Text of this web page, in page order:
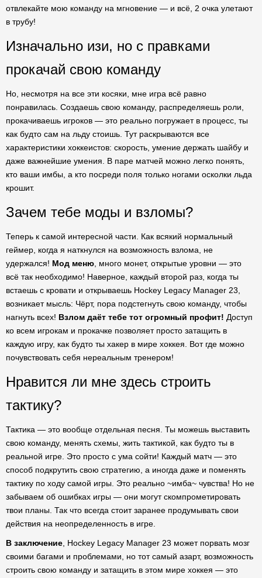
отвлекайте мою команду на мгновение — и всё, 2 очка улетают
в трубу!
Изначально изи, но с правками
прокачай свою команду
Но, несмотря на все эти косяки, мне игра всё равно
понравилась. Создаешь свою команду, распределяешь роли,
прокачиваешь игроков — это реально погружает в процесс, ты
как будто сам на льду стоишь. Тут раскрываются все
характеристики хоккеистов: скорость, умение держать шайбу и
даже важнейшие умения. В паре матчей можно легко понять,
кто ваши имбы, а кто посреди поля только ногами осколки льда
крошит.
Зачем тебе моды и взломы?
Теперь к самой интересной части. Как всякий нормальный
геймер, когда я наткнулся на возможность взлома, не
удержался! Мод меню , много монет, открытые уровни — это
всё так необходимо! Наверное, каждый второй раз, когда ты
встаешь с кровати и открываешь Hockey Legacy Manager 23,
возникает мысль: Чёрт, пора подстегнуть свою команду, чтобы
нагнуть всех! Взлом даёт тебе тот огромный профит! Доступ
ко всем игрокам и прокачке позволяет просто затащить в
каждую игру, как будто ты хакер в мире хоккея. Вот где можно
почувствовать себя нереальным тренером!
Нравится ли мне здесь строить
тактику?
Тактика — это вообще отдельная песня. Ты можешь выставить
свою команду, менять схемы, жить тактикой, как будто ты в
реальной игре. Это просто с ума сойти! Каждый матч — это
способ подкрутить свою стратегию, а иногда даже и поменять
тактику по ходу самой игры. Это реально ~имба~ чувства! Но не
забываем об ошибках игры — они могут скомпрометировать
твои планы. Так что всегда стоит заранее продумывать свои
действия на неопределенность в игре.
В заключение , Hockey Legacy Manager 23 может порвать мозг
своими багами и проблемами, но тот самый азарт, возможность
строить свою команду и затащить в этом мире хоккея — это